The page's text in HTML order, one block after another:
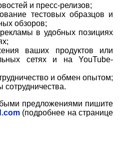
и пресс-релизов;
тестовых образцов и
обзоров;
в удобных позициях
ваших продуктов или
сетях и на YouTube-
и обмен опытом;
предложениями пишите
(подробнее на странице